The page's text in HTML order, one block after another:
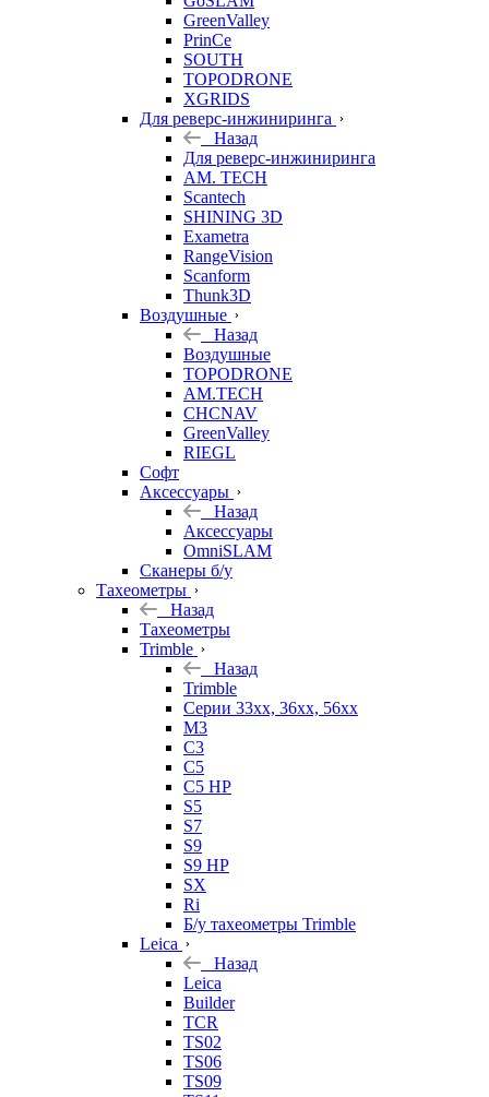
GreenValley
PrinCe
SOUTH
TOPODRONE
XGRIDS
Для реверс-инжиниринга
Назад
Для реверс-инжиниринга
AM. TECH
Scantech
SHINING 3D
Exametra
RangeVision
Scanform
Thunk3D
Воздушные
Назад
Воздушные
TOPODRONE
AM.TECH
CHCNAV
GreenValley
RIEGL
Софт
Аксессуары
Назад
Аксессуары
OmniSLAM
Сканеры б/у
Тахеометры
Назад
Тахеометры
Trimble
Назад
Trimble
Серии 33xx, 36xx, 56xx
M3
C3
C5
C5 HP
S5
S7
S9
S9 HP
SX
Ri
Б/у тахеометры Trimble
Leica
Назад
Leica
Builder
TCR
TS02
TS06
TS09